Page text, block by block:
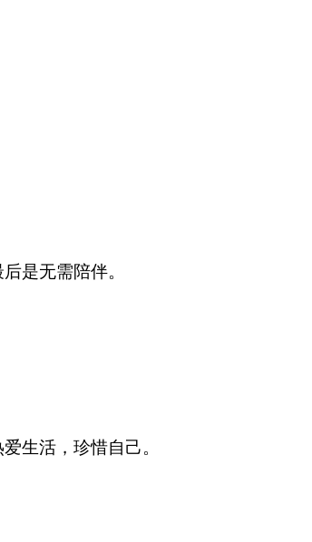
是无需陪伴。
生活，珍惜自己。